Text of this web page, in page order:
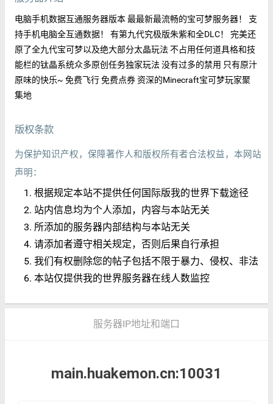
电脑手机数据互通服务器版本 最最新最流畅的宝可梦服务器！ 支
持手机电脑全互通数据！ 有第九代究极版朱紫和全DLC！ 完美还
原了全九代宝可梦以及绝大部分太晶玩法 不占用任何道具格和技
能栏的钛晶系统众多原创任务独家玩法 没有过多的禁用 只有原汁
原味的快乐~ 免费飞行 免费点券 资深的Minecraft宝可梦玩家聚
集地
版权条款
为保护知识产权，保障著作人和版权所有者合法权益，本网站
声明：
根据规定本站不提供任何国际版我的世界下载途径
站内信息均为个人添加，内容与本站无关
所添加的服务器内部结构与本站无关
请添加者遵守相关规定，否则后果自行承担
我们有权删除您的帖子包括不限于暴力、侵权、非法
本站仅提供我的世界服务器在线人数监控
服务器IP地址和端口
main.huakemon.cn:10031